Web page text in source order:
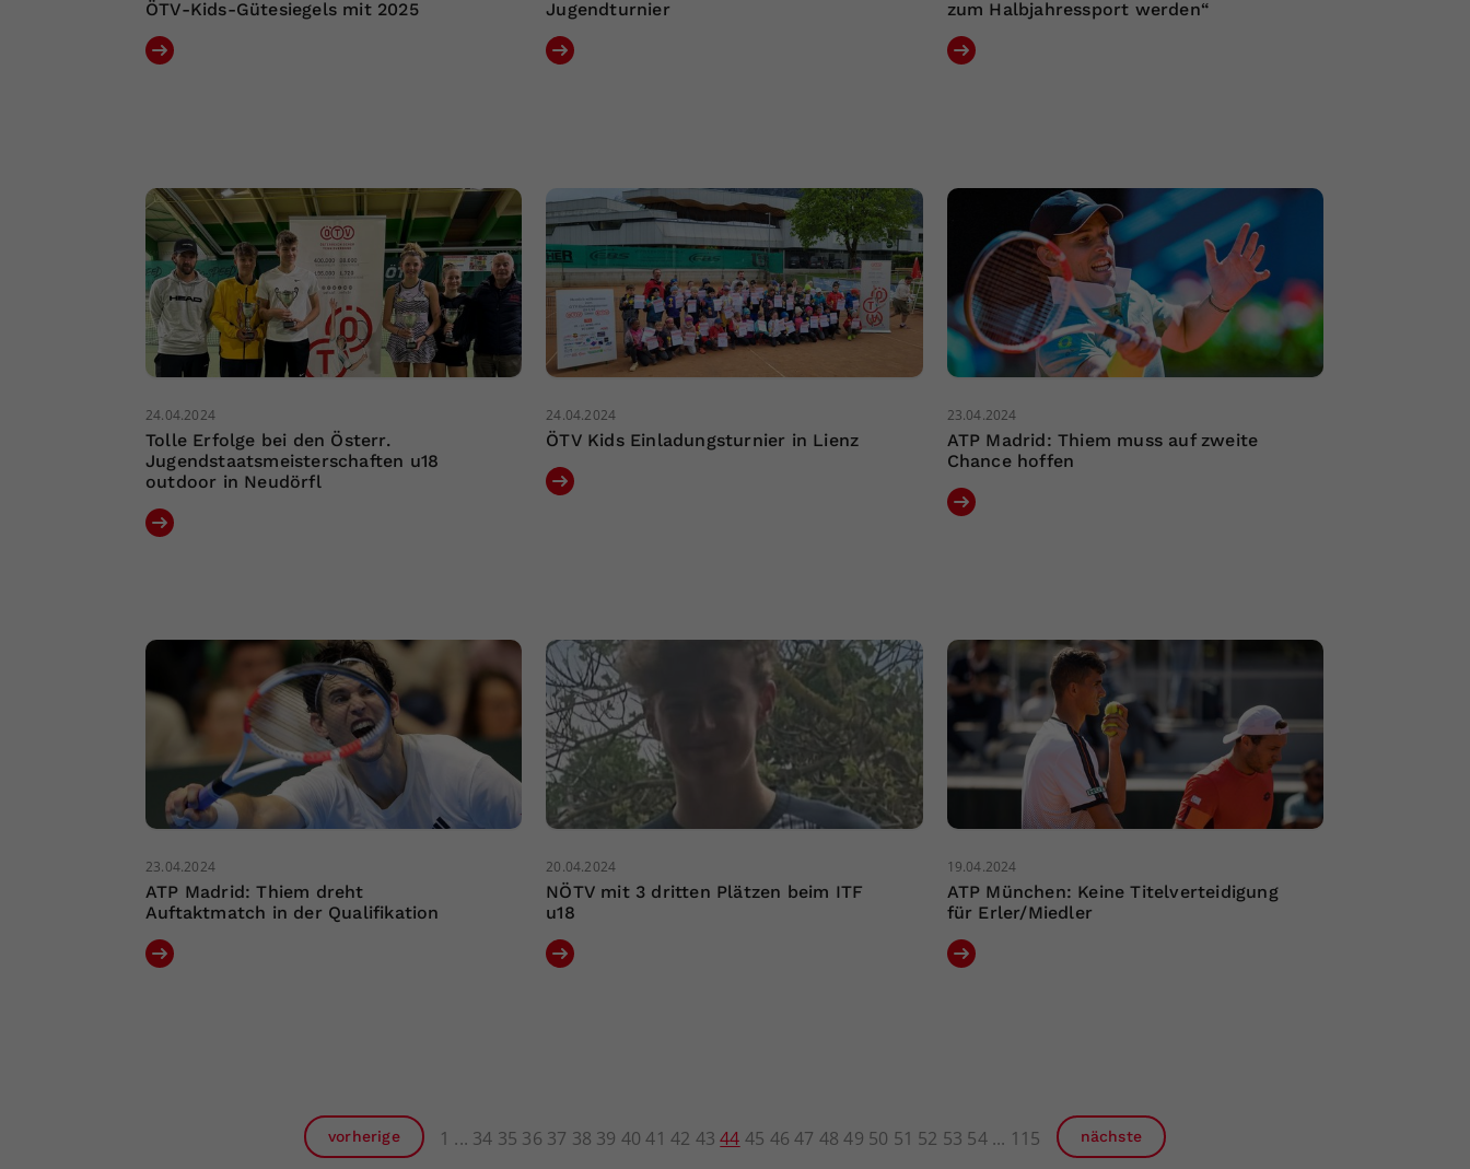
ÖTV-Kids-Gütesiegels mit 2025
Jugendturnier
zum Halbjahressport werden“
24.04.2024
Tolle Erfolge bei den Österr.
Jugendstaatsmeisterschaften u18
outdoor in Neudörfl
24.04.2024
ÖTV Kids Einladungsturnier in Lienz
23.04.2024
ATP Madrid: Thiem muss auf zweite
Chance hoffen
23.04.2024
ATP Madrid: Thiem dreht
Auftaktmatch in der Qualifikation
20.04.2024
NÖTV mit 3 dritten Plätzen beim ITF
u18
19.04.2024
ATP München: Keine Titelverteidigung
für Erler/Miedler
vorherige 1 34 35 36 37 38 39 40 41 42 43 44 45 46 47 48 49 50 51 52 53 54 115 nächste